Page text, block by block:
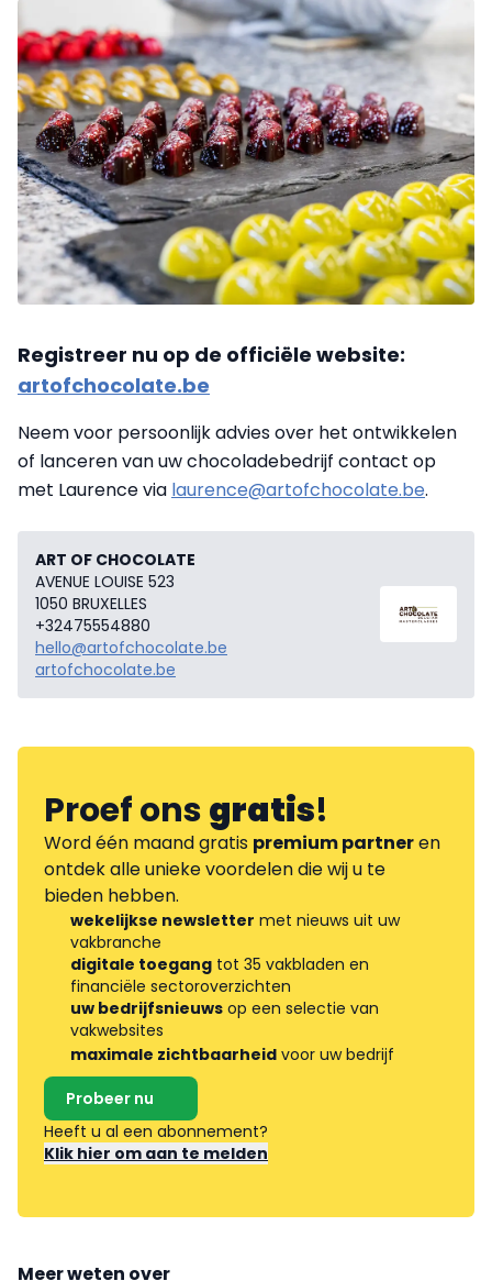
Registreer nu op de officiële website:
artofchocolate.be
Neem voor persoonlijk advies over het ontwikkelen
of lanceren van uw chocoladebedrijf contact op
met Laurence via laurence@artofchocolate.be.
ART OF CHOCOLATE
AVENUE LOUISE 523
1050 BRUXELLES
+32475554880
hello@artofchocolate.be
artofchocolate.be
Proef onsgratis!
Word één maand gratis premium partneren
ontdek alle unieke voordelen die wij u te
bieden hebben.
wekelijkse newsletter met nieuws uit uw
vakbranche
digitale toegang tot 35 vakbladen en
financiële sectoroverzichten
uw bedrijfsnieuws op een selectie van
vakwebsites
maximale zichtbaarheid voor uw bedrijf
Probeer nu
Heeft u al een abonnement?
Klik hier om aan te melden
Meer weten over